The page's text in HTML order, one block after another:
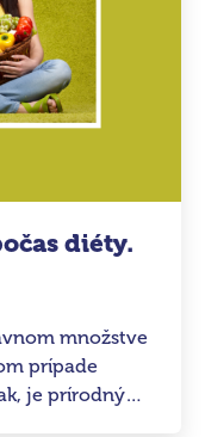
diéty.
množstve
prípade
je prírodným